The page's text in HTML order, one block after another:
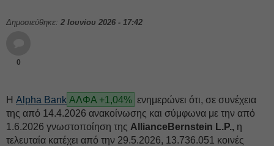
Δημοσιεύθηκε: 2 Ιουνίου 2026 - 17:42
0
Η Alpha Bank ΑΛΦΑ +1,04% ενημερώνει ότι, σε συνέχεια
της από 14.4.2026 ανακοίνωσης και σύμφωνα με την από
1.6.2026 γνωστοποίηση της AllianceBernstein L.P., η
τελευταία κατέχει από την 29.5.2026, 13.736.051 κοινές